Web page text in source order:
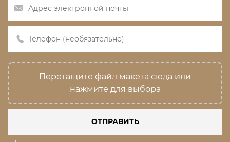
Перетащите файл макета сюда или
нажмите для выбора
ОТПРАВИТЬ